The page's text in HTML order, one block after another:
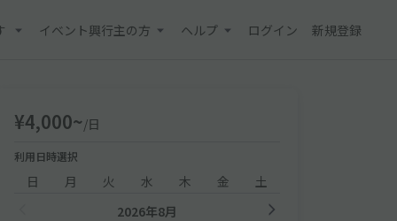
イベント興行主の方 ヘルプ ログイン 新規登録
¥4,000~/日
利用日時選択
日 月 火 水 木 金
土
2026年8月